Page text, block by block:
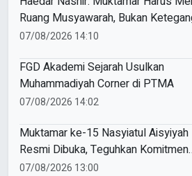
Ruang Musyawarah, Bukan
07/08/2026 14:10
FGD Akademi Sejarah Usulkan
Muhammadiyah Corner di PTMA
07/08/2026 14:02
Muktamar ke-15 Nasyiatul Aisyiyah
Resmi Dibuka, Teguhkan Komitmen
Perempuan Muda Berkemajuan
07/08/2026 13:00